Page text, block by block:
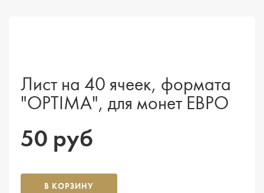
Лист на 40 ячеек, формата
"OPTIMA", для монет ЕВРО
50 руб
В КОРЗИНУ